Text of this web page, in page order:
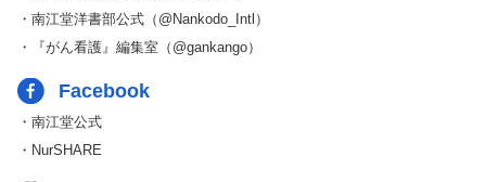
・南江堂洋書部公式（@Nankodo_Intl）
・『がん看護』編集室（@gankango）
Facebook
・南江堂公式
・NurSHARE